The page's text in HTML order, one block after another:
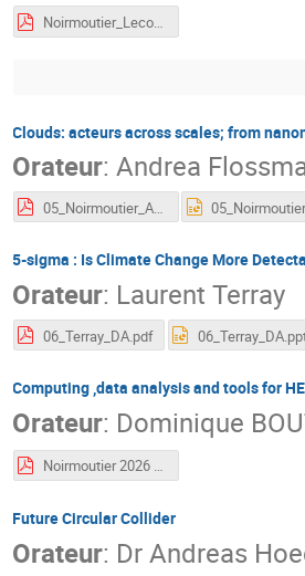
Noirmoutier_Lecocq_main_presentation_2026_06_03.pdf
Clouds: acteurs across scales; from
Orateur:Andrea
05_Noirmoutier_AFlossmann.pdf
5-sigma : Is Climate Change More
Orateur: Laurent Terray
06_Terray_DA.pdf
Computing ,data analysis and tools for
Orateur: Dominique
Noirmoutier 2026 Computing-Final.pdf
Future Circular Collider
Orateur: Dr Andreas